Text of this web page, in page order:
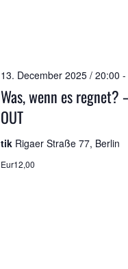
Was, wenn es regnet?
OUT
13. December 2025 / 20:00 -
tik Rigaer Straße 77, Berlin
Eur12,00